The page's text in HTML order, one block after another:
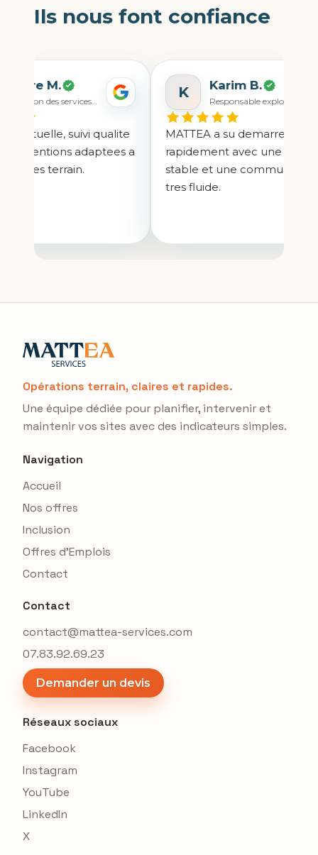
Ils nous font confiance
M.
Direction des services generaux
suivi qualite
adaptees a
terrain.
Karim B.
Responsable exploitation
MATTEA a su demarrer
rapidement avec une equipe
stable et une communication
tres fluide.
Opérations terrain, claires et rapides.
Une équipe dédiée pour planifier, intervenir et
maintenir vos sites avec des indicateurs simples.
Navigation
Accueil
Nos offres
Inclusion
Offres d'Emplois
Contact
Contact
contact@mattea-services.com
07.83.92.69.23
Demander un devis
Réseaux sociaux
Facebook
Instagram
YouTube
LinkedIn
X